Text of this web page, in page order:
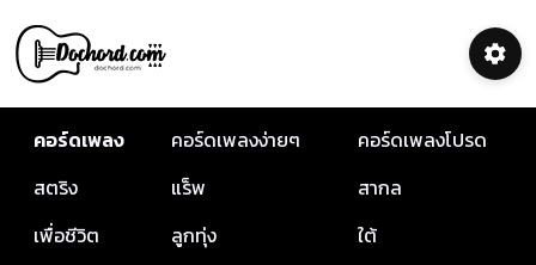
คอร์ดเพลง คอร์ดเพลงง่ายๆ
คอร์ดเพลงโปรด
สตริง
แร็พ
สากล
เพื่อชีวิต
ลูกทุ่ง
ใต้